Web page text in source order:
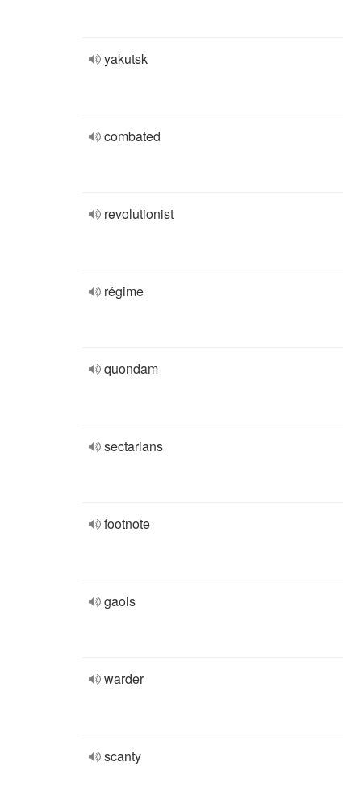
yakutsk
combated
revolutionist
régime
quondam
sectarians
footnote
gaols
warder
scanty